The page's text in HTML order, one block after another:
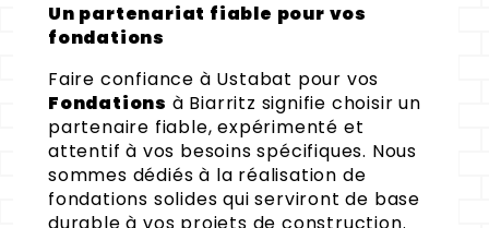
Un partenariat fiable pour vos
fondations
Faire confiance à Ustabat pour vos
Fondations à Biarritz signifie choisir un
partenaire fiable, expérimenté et
attentif à vos besoins spécifiques. Nous
sommes dédiés à la réalisation de
fondations solides qui serviront de base